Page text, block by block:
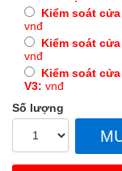
Kiểm soát
vnđ
Kiểm soát
vnđ
Kiểm soát
V3: vnđ
Số lượng